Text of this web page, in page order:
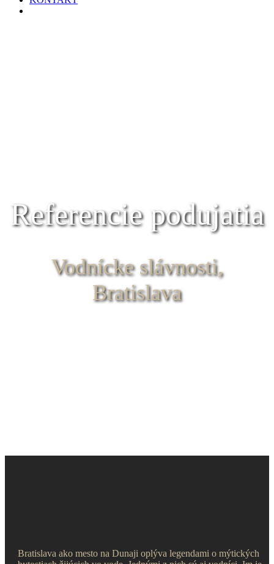
Referencie podujatia
Vodnícke slávnosti,
Bratislava
Bratislava ako mesto na Dunaji oplýva legendami o mýtických